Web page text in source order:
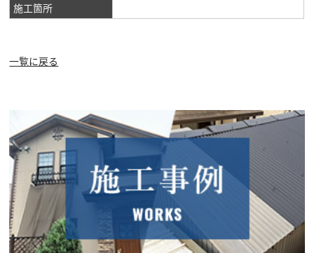
施工箇所
一覧に戻る